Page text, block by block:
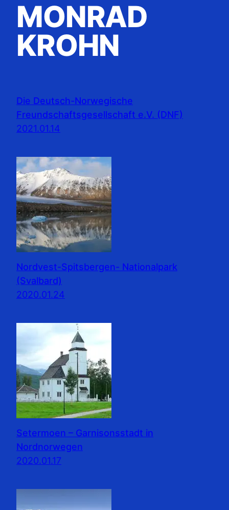
MONRAD
KROHN
Die Deutsch-Norwegische
Freundschaftsgesellschaft e.V. (DNF)
2021.01.14
Nordvest-Spitsbergen- Nationalpark
(Svalbard)
2020.01.24
Setermoen – Garnisonsstadt in
Nordnorwegen
2020.01.17